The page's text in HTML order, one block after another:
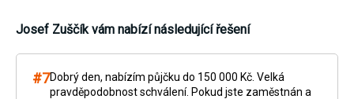
Josef Zuščíkvám nabízí následující řešení
#7Dobrý den, nabízím půjčku do 150 000 Kč. Velká
pravděpodobnost schválení. Pokud jste zaměstnán a